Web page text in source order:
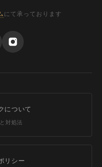
にて承っております
について
対処法
リシー